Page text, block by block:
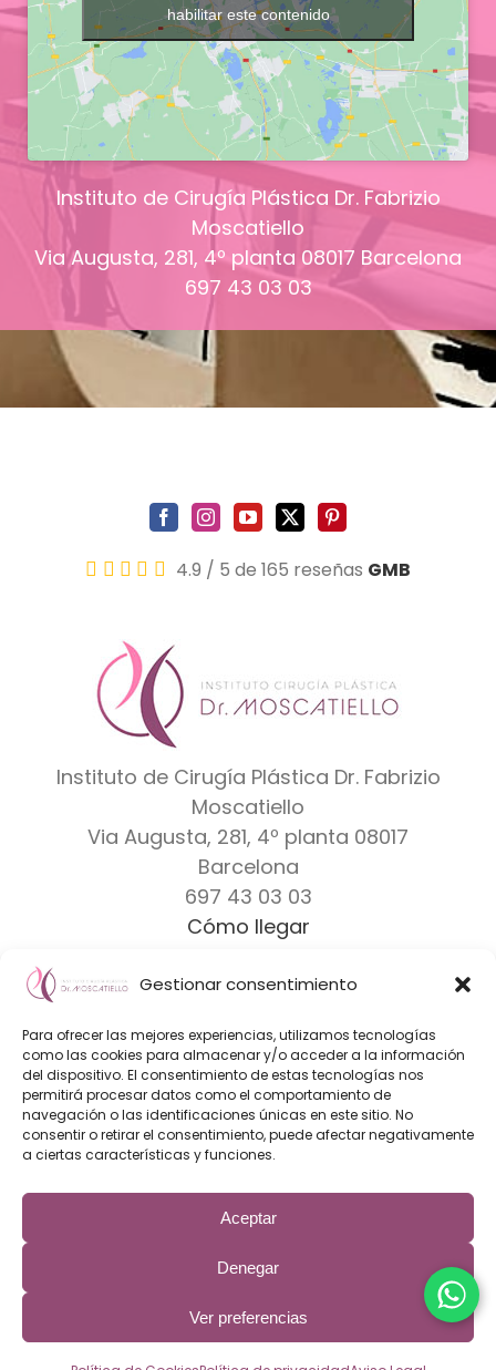
Gestionar consentimiento
Para ofrecer las mejores experiencias, utilizamos tecnologías
como las cookies para almacenar y/o acceder a la información
del dispositivo. El consentimiento de estas tecnologías nos
permitirá procesar datos como el comportamiento de
navegación o las identificaciones únicas en este sitio. No
consentir o retirar el consentimiento, puede afectar negativamente
a ciertas características y funciones.
Aceptar
Denegar
Ver preferencias
habilitar este contenido
Instituto de Cirugía Plástica Dr. Fabrizio
Moscatiello
Via Augusta, 281, 4º planta 08017 Barcelona
697 43 03 03
4.9 / 5 de 165 reseñas GMB
Instituto de Cirugía Plástica Dr. Fabrizio
Moscatiello
Via Augusta, 281, 4º planta 08017
Barcelona
697 43 03 03
Cómo llegar
Diseño Web & Marketing Online
Innoverweb
El Instituto de Cirugía Plástica Dr. Fabrizio Moscatiello es una
de Barcelona expertos en aumento de senos, mastectomia
FTM, liposucción, rinoplastia, otoplastia y otros procedimientos
de cirugía estética.
Política de privaciadad|